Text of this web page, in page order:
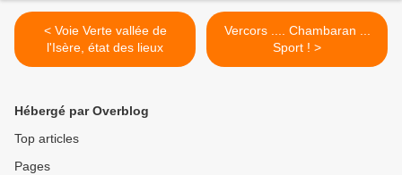
< Voie Verte vallée de
l'Isère, état des lieux
Vercors .... Chambaran ...
Sport ! >
Hébergé par Overblog
Top articles
Pages